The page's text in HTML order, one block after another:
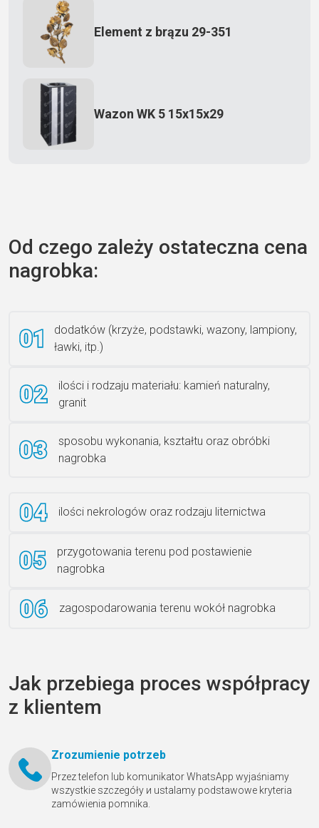
Element z brązu 29-351
Wazon WK 5 15x15x29
Książka 2
Ławka granitowa LG 12
Od czego zależy ostateczna cena
nagrobka:
dodatków (krzyże, podstawki, wazony, lampiony,
ławki, itp.)
ilości i rodzaju materiału: kamień naturalny,
granit
sposobu wykonania, kształtu oraz obróbki
nagrobka
ilości nekrologów oraz rodzaju liternictwa
przygotowania terenu pod postawienie
nagrobka
zagospodarowania terenu wokół nagrobka
Jak przebiega proces współpracy
z klientem
Zrozumienie potrzeb
Przez telefon lub komunikator WhatsApp wyjaśniamy
wszystkie szczegóły и ustalamy podstawowe kryteria
zamówienia pomnika.